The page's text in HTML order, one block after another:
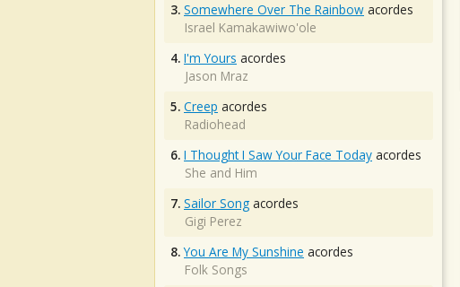
3. Somewhere Over The Rainbow acordes
Israel Kamakawiwo'ole
4. I'm Yours acordes
Jason Mraz
5. Creep acordes
Radiohead
6. I Thought I Saw Your Face Today acordes
She and Him
7. Sailor Song acordes
Gigi Perez
8. You Are My Sunshine acordes
Folk Songs